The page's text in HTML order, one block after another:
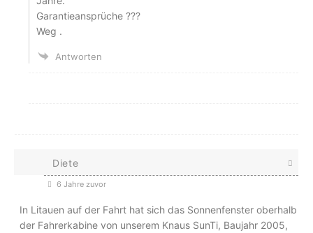
Garantieansprüche ???
Weg .
Antworten
Diete
6 Jahre zuvor
In Litauen auf der Fahrt hat sich das Sonnenfenster oberhalb
der Fahrerkabine von unserem Knaus SunTi, Baujahr 2005,